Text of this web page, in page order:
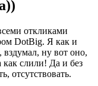
откликами
DotBig. Я как и
вздумал, ну вот оно,
как слили! Да и без
отсутствовать.